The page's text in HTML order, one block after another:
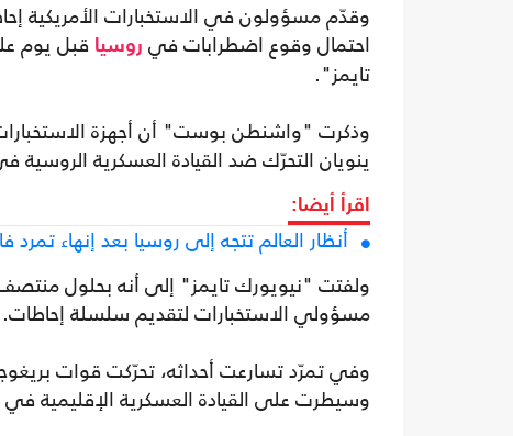
وقدّم مسؤولون في الاستخبارات الأمريكية
احتمال وقوع اضطرابات في روسيا قبل يوم
تايمز".
وذكرت "واشنطن بوست" أن أجهزة
ينويان التحرّك ضد القيادة العسكرية
اقرأ أيضا:
أنظار العالم تتجه إلى روسيا بعد إنهاء تمرد
ولفتت "نيويورك تايمز" إلى أنه بحلول
مسؤولي الاستخبارات لتقديم سلسلة إحاطات.
وفي تمرّد تسارعت أحداثه، تحرّكت قوات
وسيطرت على القيادة العسكرية الإقليمية